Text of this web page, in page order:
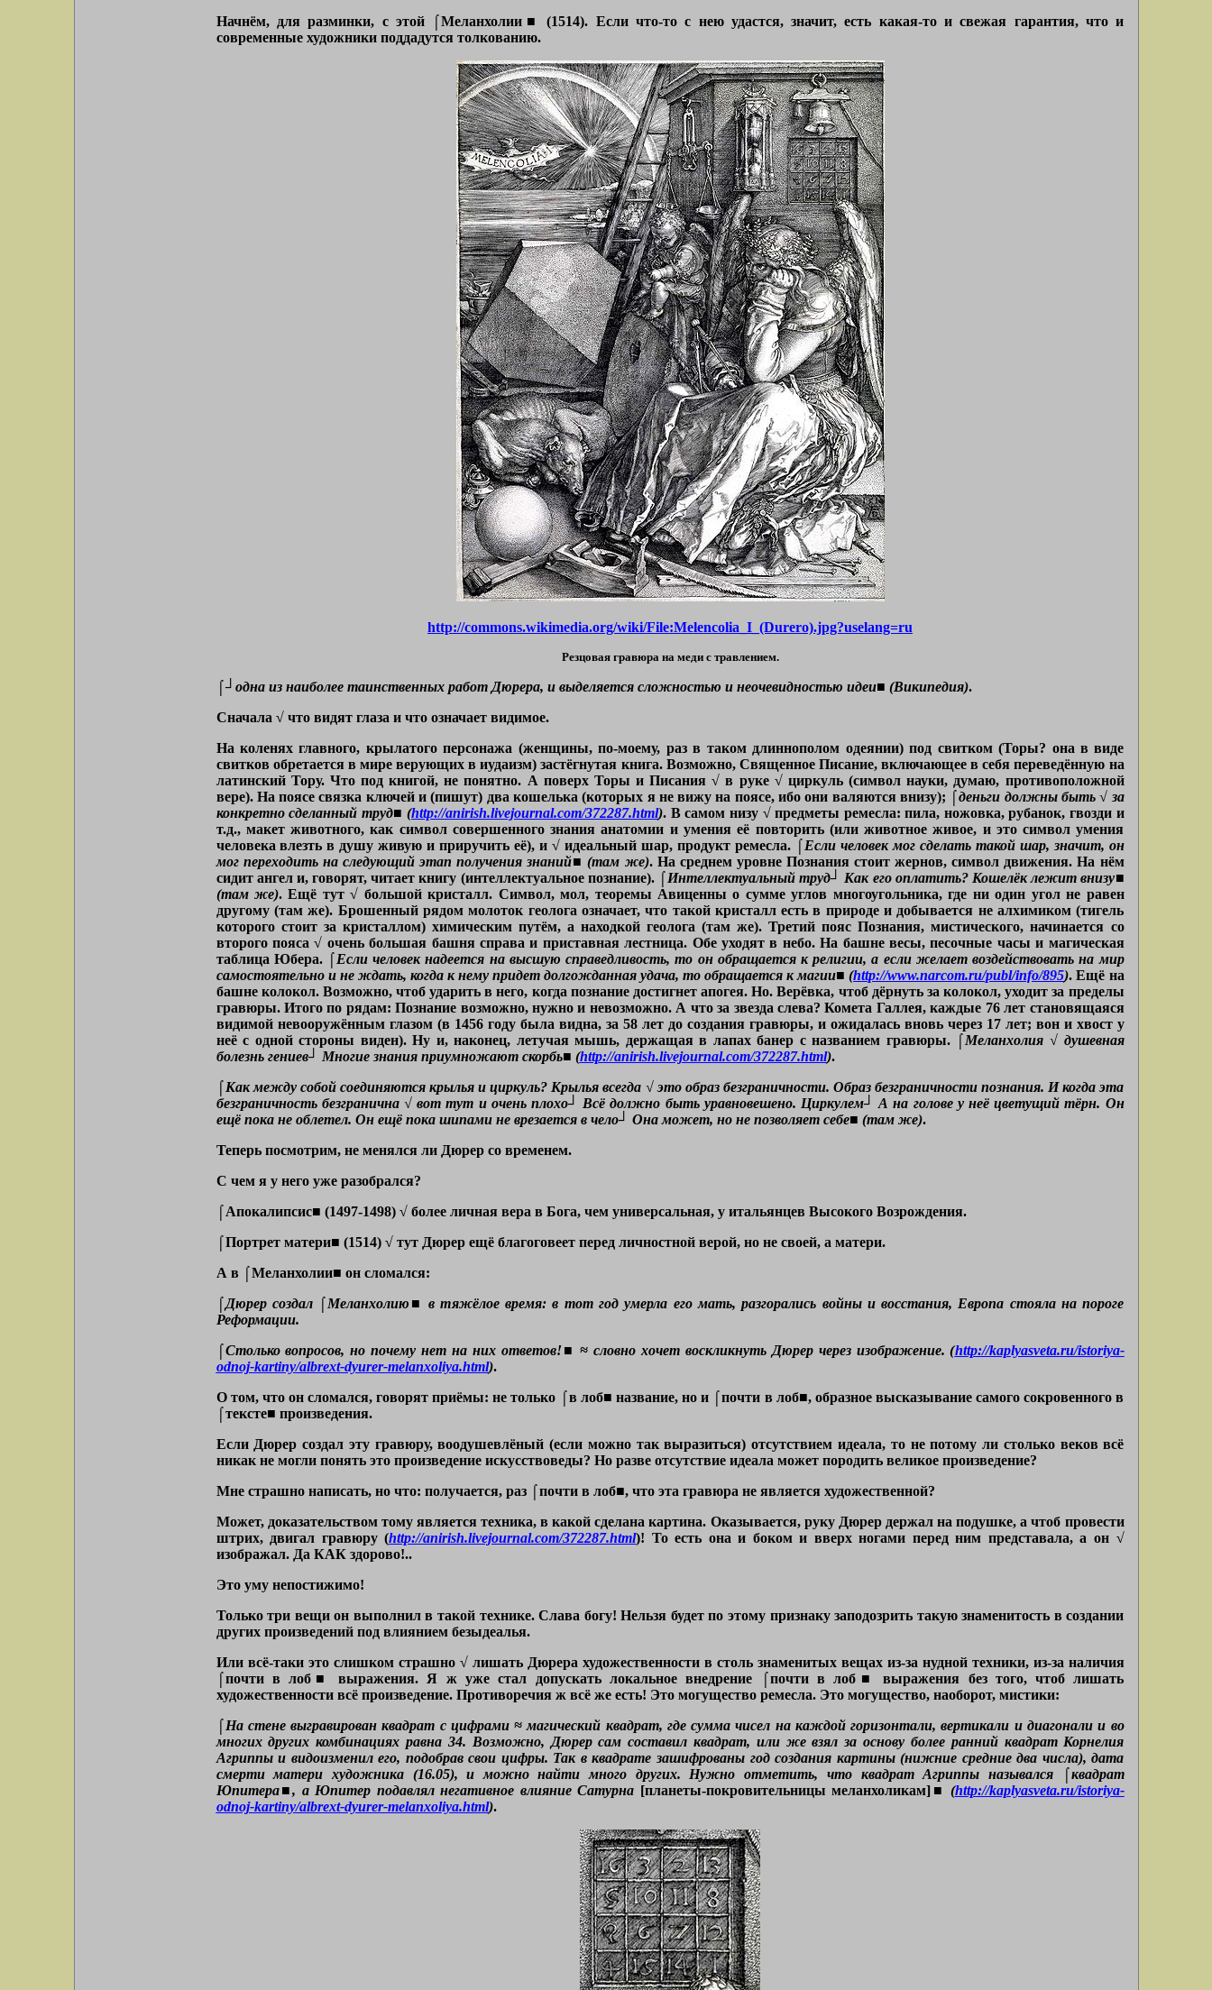
Начнём, для разминки, с этой ⌠Меланхолии■ (1514). Если что-то с нею удастся, значит, есть какая-то и свежая гарантия, что и
современные художники поддадутся толкованию.
http://commons.wikimedia.org/wiki/File:Melencolia_I_(Durero).jpg?uselang=ru
Резцовая гравюра на меди с травлением.
⌠┘одна из наиболее таинственных работ Дюрера, и выделяется сложностью и неочевидностью идеи■ (Википедия).
Сначала √ что видят глаза и что означает видимое.
На коленях главного, крылатого персонажа (женщины, по-моему, раз в таком длиннополом одеянии) под свитком (Торы? она в виде
свитков обретается в мире верующих в иудаизм) застёгнутая книга. Возможно, Священное Писание, включающее в себя переведённую на
латинский Тору. Что под книгой, не понятно. А поверх Торы и Писания √ в руке √ циркуль (символ науки, думаю, противоположной
вере). На поясе связка ключей и (пишут) два кошелька (которых я не вижу на поясе, ибо они валяются внизу); ⌠деньги должны быть √ за
конкретно сделанный труд■ (http://anirish.livejournal.com/372287.html). В самом низу √ предметы ремесла: пила, ножовка, рубанок, гвозди и
т.д., макет животного, как символ совершенного знания анатомии и умения её повторить (или животное живое, и это символ умения
человека влезть в душу живую и приручить её), и √ идеальный шар, продукт ремесла. ⌠Если человек мог сделать такой шар, значит, он
мог переходить на следующий этап получения знаний■ (там же). На среднем уровне Познания стоит жернов, символ движения. На нём
сидит ангел и, говорят, читает книгу (интеллектуальное познание). ⌠Интеллектуальный труд┘ Как его оплатить? Кошелёк лежит внизу■
(там же). Ещё тут √ большой кристалл. Символ, мол, теоремы Авиценны о сумме углов многоугольника, где ни один угол не равен
другому (там же). Брошенный рядом молоток геолога означает, что такой кристалл есть в природе и добывается не алхимиком (тигель
которого стоит за кристаллом) химическим путём, а находкой геолога (там же). Третий пояс Познания, мистического, начинается со
второго пояса √ очень большая башня справа и приставная лестница. Обе уходят в небо. На башне весы, песочные часы и магическая
таблица Юбера. ⌠Если человек надеется на высшую справедливость, то он обращается к религии, а если желает воздействовать на мир
самостоятельно и не ждать, когда к нему придет долгожданная удача, то обращается к магии■ (http://www.narcom.ru/publ/info/895). Ещё на
башне колокол. Возможно, чтоб ударить в него, когда познание достигнет апогея. Но. Верёвка, чтоб дёрнуть за колокол, уходит за пределы
гравюры. Итого по рядам: Познание возможно, нужно и невозможно. А что за звезда слева? Комета Галлея, каждые 76 лет становящаяся
видимой невооружённым глазом (в 1456 году была видна, за 58 лет до создания гравюры, и ожидалась вновь через 17 лет; вон и хвост у
неё с одной стороны виден). Ну и, наконец, летучая мышь, держащая в лапах банер с названием гравюры. ⌠Меланхолия √ душевная
болезнь гениев┘ Многие знания приумножают скорбь■ (http://anirish.livejournal.com/372287.html).
⌠Как между собой соединяются крылья и циркуль? Крылья всегда √ это образ безграничности. Образ безграничности познания. И когда эта
безграничность безгранична √ вот тут и очень плохо┘ Всё должно быть уравновешено. Циркулем┘ А на голове у неё цветущий тёрн. Он
ещё пока не облетел. Он ещё пока шипами не врезается в чело┘ Она может, но не позволяет себе■ (там же).
Теперь посмотрим, не менялся ли Дюрер со временем.
С чем я у него уже разобрался?
⌠Апокалипсис■ (1497-1498) √ более личная вера в Бога, чем универсальная, у итальянцев Высокого Возрождения.
⌠Портрет матери■ (1514) √ тут Дюрер ещё благоговеет перед личностной верой, но не своей, а матери.
А в ⌠Меланхолии■ он сломался:
⌠Дюрер создал ⌠Меланхолию■ в тяжёлое время: в тот год умерла его мать, разгорались войны и восстания, Европа стояла на пороге
Реформации.
⌠Столько вопросов, но почему нет на них ответов!■ ≈ словно хочет воскликнуть Дюрер через изображение. (http://kaplyasveta.ru/istoriya-
odnoj-kartiny/albrext-dyurer-melanxoliya.html).
О том, что он сломался, говорят приёмы: не только ⌠в лоб■ название, но и ⌠почти в лоб■, образное высказывание самого сокровенного в
⌠тексте■ произведения.
Если Дюрер создал эту гравюру, воодушевлёный (если можно так выразиться) отсутствием идеала, то не потому ли столько веков всё
никак не могли понять это произведение искусствоведы? Но разве отсутствие идеала может породить великое произведение?
Мне страшно написать, но что: получается, раз ⌠почти в лоб■, что эта гравюра не является художественной?
Может, доказательством тому является техника, в какой сделана картина. Оказывается, руку Дюрер держал на подушке, а чтоб провести
штрих, двигал гравюру (http://anirish.livejournal.com/372287.html)! То есть она и боком и вверх ногами перед ним представала, а он √
изображал. Да КАК здорово!..
Это уму непостижимо!
Только три вещи он выполнил в такой технике. Слава богу! Нельзя будет по этому признаку заподозрить такую знаменитость в создании
других произведений под влиянием безыдеалья.
Или всё-таки это слишком страшно √ лишать Дюрера художественности в столь знаменитых вещах из-за нудной техники, из-за наличия
⌠почти в лоб■ выражения. Я ж уже стал допускать локальное внедрение ⌠почти в лоб■ выражения без того, чтоб лишать
художественности всё произведение. Противоречия ж всё же есть! Это могущество ремесла. Это могущество, наоборот, мистики:
⌠На стене выгравирован квадрат с цифрами ≈ магический квадрат, где сумма чисел на каждой горизонтали, вертикали и диагонали и во
многих других комбинациях равна 34. Возможно, Дюрер сам составил квадрат, или же взял за основу более ранний квадрат Корнелия
Агриппы и видоизменил его, подобрав свои цифры. Так в квадрате зашифрованы год создания картины (нижние средние два числа), дата
смерти матери художника (16.05), и можно найти много других. Нужно отметить, что квадрат Агриппы назывался ⌠квадрат
Юпитера■, а Юпитер подавлял негативное влияние Сатурна [планеты-покровительницы меланхоликам] ■ (http://kaplyasveta.ru/istoriya-
odnoj-kartiny/albrext-dyurer-melanxoliya.html).